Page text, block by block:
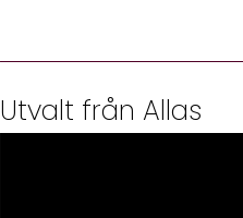
Utvalt från Allas